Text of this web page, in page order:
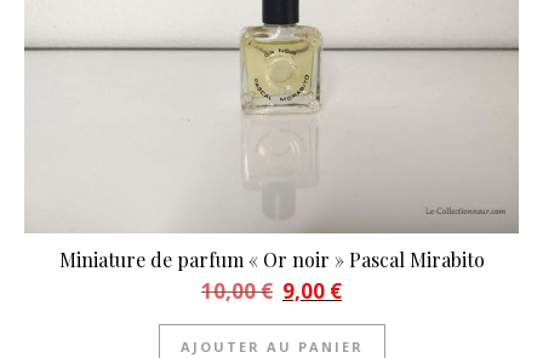
Miniature de parfum « Or noir » Pascal Mirabito
10,00€ Le prix initial était : 10,00 €.
9,00 €Le prix actuel est : 9,00 €.
AJOUTER AU PANIER